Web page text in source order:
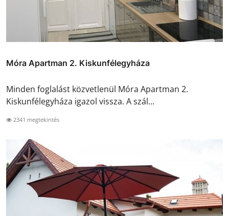
Móra Apartman 2. Kiskunfélegyháza
Minden foglalást közvetlenül Móra Apartman 2.
Kiskunfélegyháza igazol vissza. A szál...
2341 megtekintés